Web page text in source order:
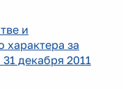
и
характера за
декабря 2011